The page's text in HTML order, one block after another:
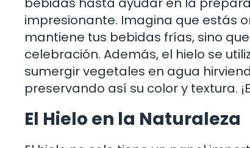
impresionante. Imagina que estás
mantiene tus bebidas frías, sino
celebración. Además, el hielo se
sumergir vegetales en agua
preservando así su color y textura.
El Hielo en la Naturaleza